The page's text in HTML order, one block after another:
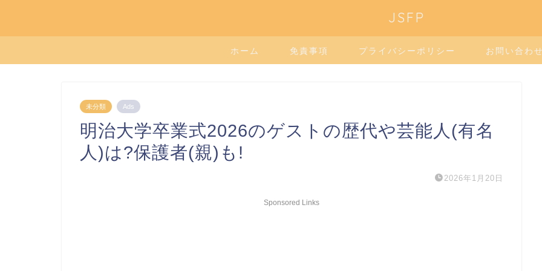
JSFP
ホーム 免責事項 プライバシーポリシー お問い合わ
未分類 Ads
明治大学卒業式2026のゲストの歴代や芸能人(有名
人)は?保護者(親)も!
2026年1月20日
Sponsored Links